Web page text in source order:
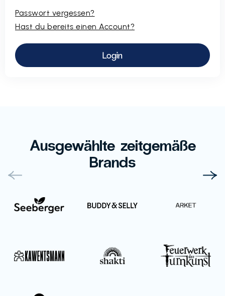
Passwort vergessen?
Hast du bereits einen Account?
Ausgewählte zeitgemäße
Brands